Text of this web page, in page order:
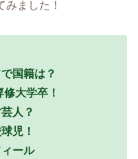
ました！
国籍は？
大学卒！
人？
児！
ール